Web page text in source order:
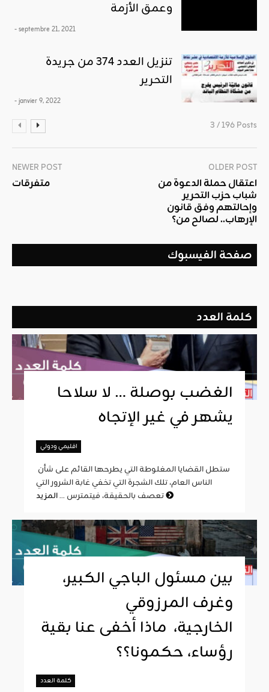
وعمق الأزمة
- septembre 21, 2021
تنزيل العدد 374 من جريدة
التحرير
- janvier 9, 2022
3 / 196 Posts
NEWER POST
متفرقات
OLDER POST
اعتقال حملة الدعوة من
شباب حزب التحرير
وإحالتهم وفق قانون
الإرهاب.. لصالح من؟
صفحة الفيسبوك
كلمة العدد
الغضب بوصلة … لا سلاحا
يشهر في غير الإتجاه
اقليمي ودولي
الناس العام، تلك الشجرة التي تخفي غابة الشرور التي
تعصف بالحقيقة، فيتمترس ...
بين مسئول الباجي الكبير،
وغرف المرزوقي
الخارجية، ماذا أخفى عنا بقية
رؤساء، حكمونا؟؟
كلمة العدد